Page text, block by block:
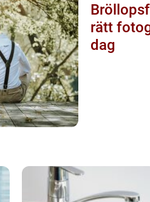
rätt
dag